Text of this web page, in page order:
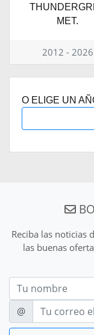
MET.
2012 - 2026
O ELIGE UN
Reciba las noticias
las buenas
Nom
E-mail
@